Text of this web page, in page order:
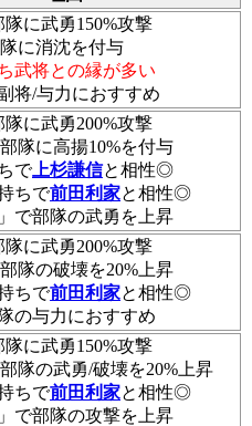
隊に武勇150%攻撃
に消沈を付与
武将との縁が多い
将/与力におすすめ
隊に武勇200%攻撃
隊に高揚10%を付与
で上杉謙信と相性◎
ちで前田利家と相性◎
で部隊の武勇を上昇
隊に武勇200%攻撃
隊の破壊を20%上昇
ちで前田利家と相性◎
の与力におすすめ
隊に武勇150%攻撃
隊の武勇/破壊を20%上昇
ちで前田利家と相性◎
で部隊の攻撃を上昇